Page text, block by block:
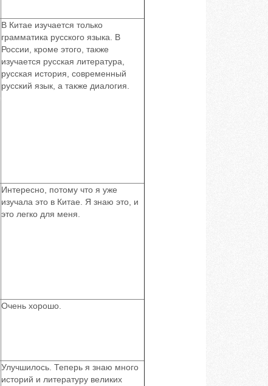
В Китае изучается только
грамматика русского языка. В
России, кроме этого, также
изучается русская литература,
русская история, современный
русский язык, а также диалогия.
Интересно, потому что я уже
изучала это в Китае. Я знаю это, и
это легко для меня.
Очень хорошо.
Улучшилось. Теперь я знаю много
историй и литературу великих